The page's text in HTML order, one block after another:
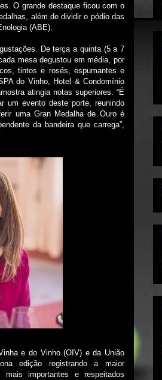
O grande destaque ficou com o
além de dividir o pódio das
(ABE).
De terça a quinta (5 a 7
mesa degustou em média, por
tintos e rosés, espumantes e
do Vinho, Hotel & Condomínio
atingia notas superiores. “É
um evento deste porte, reunindo
uma Gran Medalha de Ouro é
da bandeira que carrega”,
e do Vinho (OIV) e da União
edição registrando a maior
importantes e respeitados